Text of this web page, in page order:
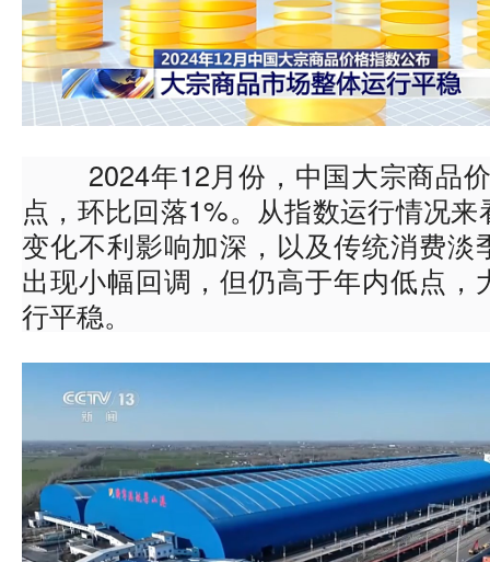
2024年12月份，中国大宗商品价
点，环比回落1%。从指数运行情况
变化不利影响加深，以及传统消费淡
出现小幅回调，但仍高于年内低点，
行平稳。